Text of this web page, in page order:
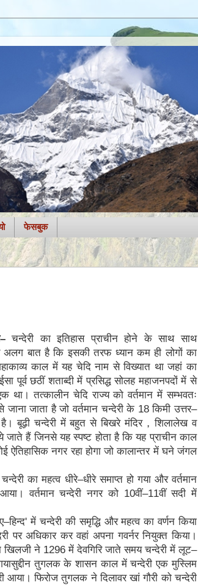
फेसबुक
चन्देरी का इतिहास प्राचीन होने के साथ साथ
अलग बात है कि इसकी तरफ ध्यान कम ही लोगों का
काल में यह चेदि नाम से विख्यात था जहां का
पूर्व छठीं शताब्दी में प्रसिद्ध सोलह महाजनपदों में से
था। तत्कालीन चेदि राज्य काे वर्तमान में सम्भवतः
जाना जाता है जो वर्तमान चन्देरी के 18 किमी उत्तर–
बूढ़ी चन्देरी में बहुत से बिखरे मंदिर，शिलालेख व
जाते हैं जिनसे यह स्पष्ट होता है कि यह प्राचीन काल
ऐतिहासिक नगर रहा होगा जो कालान्तर में घने जंगल
का महत्व धीरे–धीरे समाप्त हो गया और वर्तमान
वर्तमान चन्देरी नगर को 10वीं–11वीं सदी में
में चन्देरी की समृद्धि और महत्व का वर्णन किया
पर अधिकार कर वहां अपना गवर्नर नियुक्त किया।
खिलजी ने 1296 में देवगिरि जाते समय चन्देरी में लूट–
तुगलक के शासन काल में चन्देरी एक मुस्लिम
फिरोज तुगलक ने दिलावर खां गौरी को चन्देरी